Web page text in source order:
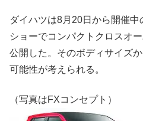
ダイハツは8月20日から開催中
ショーでコンパクトクロスオ
公開した。そのボディサイズ
可能性が考えられる。
（写真はFXコンセプト）